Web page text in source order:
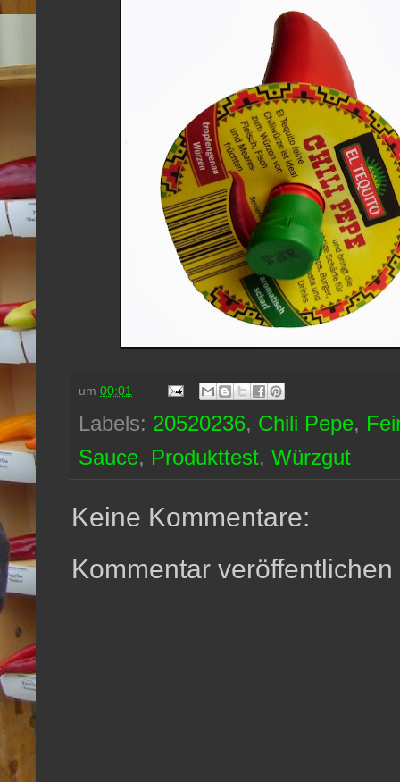
um 00:01
Labels: 20520236, Chili Pepe,
Sauce, Produkttest, Würzgut
Keine Kommentare:
Kommentar veröffentlichen